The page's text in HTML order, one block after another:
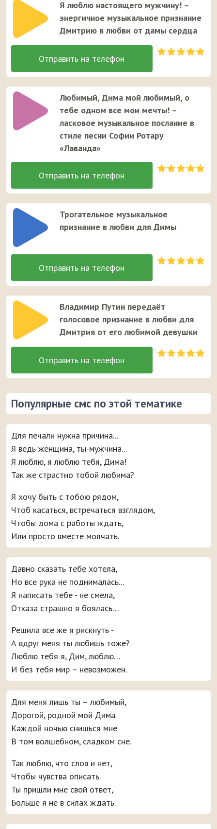
Я люблю настоящего мужчину! –
энергичное музыкальное признание
Дмитрию в любви от дамы сердца
Любимый, Дима мой любимый, о
тебе одном все мои мечты! –
ласковое музыкальное послание в
стиле песни Софии Ротару
«Лаванда»
Трогательное музыкальное
признание в любви для Димы
Владимир Путин передаёт
голосовое признание в любви для
Дмитрия от его любимой девушки
Популярные смс по этой тематике
Для печали нужна причина...
Я ведь женщина, ты-мужчина...
Я люблю, я люблю тебя, Дима!
Так же страстно тобой любима?
Я хочу быть с тобою рядом,
Чтоб касаться, встречаться взглядом,
Чтобы дома с работы ждать,
Или просто вместе молчать.
Давно сказать тебе хотела,
Но все рука не поднималась...
Я написать тебе - не смела,
Отказа страшно я боялась…
Решила все же я рискнуть -
А вдруг меня ты любишь тоже?
Люблю тебя я, Дим, люблю…
И без тебя мир – невозможен.
Для меня лишь ты – любимый,
Дорогой, родной мой Дима.
Каждой ночью снишься мне
В том волшебном, сладком сне.
Так люблю, что слов и нет,
Чтобы чувства описать.
Ты пришли мне свой ответ,
Больше я не в силах ждать.